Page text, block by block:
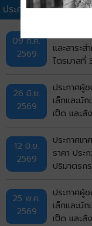
ประกาศผู้ชนะการเสน
09 ก.ค.
2569
ประกาศ
และสาระ
ไตรมาสที่
26 มิ.ย.
2569
ประกาศผู้
เล็กและนั
เป็ด และสั
12 มิ.ย.
2569
ประกาศเ
ราคา ปร
ปริมาตรก
จำนวน 5
bidding)
25 พ.ค.
2569
ประกาศผู้
เล็กและนั
เป็ด และสั